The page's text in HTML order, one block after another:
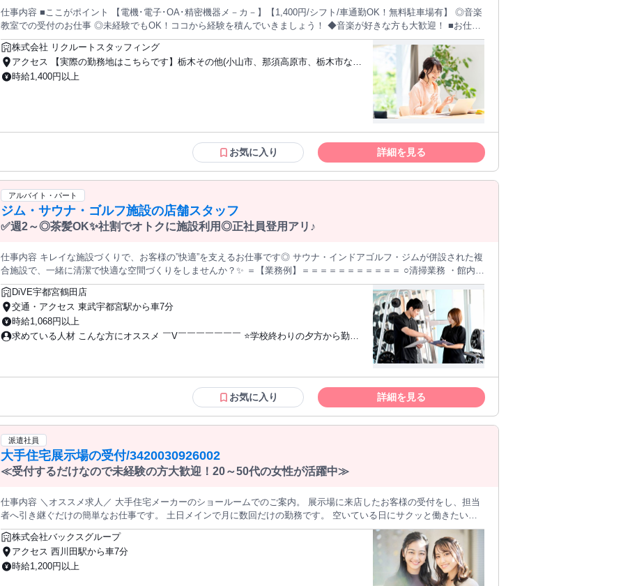
射区テスト 人の骨格や足裏反射区と呼ばれる身体の構造についてじっくりと学べます。 ・スキルトレーニング 自身が
配属を希望したブランドの手技を学べます。 のちに他ブランドの手技にも興味が出た場合、学んでいただくことも可能
♪ などなど … 配属後に 使える専門学校の様なプログラムを多数用意してあなたがプロとしてデビューする日をサポー
トします！ 顧客満足度No.1 2026年 オリコン顧客満足度(R)調査 リラクゼーションサロン 第1位を獲得！ 私たちが大切
にしているのは、 技術だけではない“ハートフルリラクゼーション”。 その積み重ねが評価され、 オリコン顧客満足度
ランキング 総合第1位を獲得しました。 お客様から支持される理由があるからこそ、 セラピストとしての成長も実感
1,973人（2026年） 調査期間：2025/12/24～2026/1/13 調査対象：性別：指定なし 年齢：18歳～84歳 地域：全国 調査
対象企業（サービス）数：22 条件： 以下すべての条件を満たす人 1)過去2年以内に国内のリラクゼーションサロンを利
る施術が行われる 3)a,bいずれかに該当する a)北海道／東北／関東／甲信越・北陸／東海／近畿／中国・四国／九州・
沖縄の8つの地域区分のうち、4地域以上で展開している b)関東／東海／近畿の主要3地域のうち、2地域以上で展開して
いる ただし、以下の場合はランキング対象外とする 1)あん摩マッサージ指圧、はり、灸、エステ、スパなどを主とす
る 2)直近1年間の店舗分布および回答データについて、以下のいずれかに該当する場合は除く 1.関東以外の地域に90％
以上集中している 2.関東に90％以上集中しており、かつ店舗が存在する都府県が埼玉県・千葉県・東京都・神奈川県・
愛知県・大阪府・兵庫県の7都府県のうち4都府県以下に留まる
仕事内容 ■ここがポイント 【電機･電子･OA･精密機器メ－カ－】【1,400円/シフト/車通勤OK！無料駐車場有】 ◎音楽
教室での受付のお仕事 ◎未経験でもOK！ココから経験を積んでいきましょう！ ◆音楽が好きな方も大歓迎！ ■お仕事
内容 ◎音楽教室受付業務 ・受付応対 ・電話、メール応対 ・データ入力（Excel、Word） ・教室の片付け等 ・庶務業
務 ■開始日、長期・短期・再契約の有無 2026/9/1 ~ 長期再契約の可能性 ：初回2ヶ月契約 再契約予定有 <大手音楽教室
での受付のお仕事> 事務経験不問！ 人と接する事がお好きな方にオススメのお仕事 ■外国語の使用 該当なし ■直接雇用
化後の条件 ■契約形態 該当なし ■勤務形態 該当なし ■その他 該当なし ■Job No. D260727031D ＜応募後の流れ＞ お仕
募いただいた案件、またはご希望の条件に合わせて、お仕事のご紹介がスタート！
株式会社 リクルートスタッフィング
アクセス 【実際の勤務地はこちらです】栃木その他(小山市、那須高原市、栃木市な
ど)栃木県小山駅徒歩30分
時給1,400円以上
お気に入り 詳細を見る
アルバイト・パート
ジム・サウナ・ゴルフ施設の店舗スタッフ
✅週2～◎茶髪OK✨社割でオトクに施設利用◎正社員登用アリ♪
仕事内容 キレイな施設づくりで、お客様の”快適”を支えるお仕事です◎ サウナ・インドアゴルフ・ジムが併設された複
合施設で、一緒に清潔で快適な空間づくりをしませんか？✨ ＝【業務例】＝＝＝＝＝＝＝＝＝＝＝ ○清掃業務 ・館内・
トイレの巡回清掃 ・浴室(男女)・脱衣所の清掃 ・排水口・床のチェックと簡単なゴミ取り ・マシン・備品の拭き上げ
・ゴミ回収 ○見学・入会の受付 ○施設のご案内 ○店内の衛生管理 など ＝＝＝＝＝＝＝＝＝＝＝＝＝＝＝＝＝ 予備知識
や経験、資格はいっっさい不要です (b’3`*) 「スポーツの経験はあまりなくて…」 「ゴルフやったことないからムリか
も…」 そんな方でも大丈夫！ 清掃や受付がメインのお仕事です◎ さらに、入社後はしっかりとした研修があるので、
安心できますよ♪ ✅オススメPOINT ￣V￣￣￣￣￣￣￣ 《⭐》週2日・1日6h～OK 希望シフト制だから、ムリなく続け
イトさんでも無料で施設の利用が可能！ 勤務後に温泉やサウナ入れば、疲れた体も癒されちゃう…⊂( っ´ω`)っ プライ
な♪と思ったら、社員スタッフにお声掛けください◎ 安定してしっかり稼ぎたいという方におすすめです◎ 「まずはア
ルバイトで職場の雰囲気に慣れてから、正社員にチャレンジしたい…！」 という方も大歓迎(^^)/
DiVE宇都宮鶴田店
交通・アクセス 東武宇都宮駅から車7分
時給1,068円以上
求めている人材 こんな方にオススメ ￣V￣￣￣￣￣￣￣ ⭐学校終わりの夕方から勤務
体を動かすのが好きな方、 スポーツに興味がある方、 未経験者さんも大歓迎✨ ＼
「運動が好きなので」 「勤務後にサウナに入りたいから」 「接客が好き！」 などな
ど… 少しでも興味が出たなら、 応募理由はな～～んでもOK！(*^-^*) まずは、面接で
お会いしましょう♪ ご応募お待ちしています！
お気に入り 詳細を見る
派遣社員
大手住宅展示場の受付/3420030926002
≪受付するだけなので未経験の方大歓迎！20～50代の女性が活躍中≫
仕事内容 ＼オススメ求人／ 大手住宅メーカーのショールームでのご案内。 展示場に来店したお客様の受付をし、担当
者へ引き継ぐだけの簡単なお仕事です。 土日メインで月に数回だけの勤務です。 空いている日にサクッと働きたい方
におすすめ！ 20～50代の女性が活躍中です。 ■応募資格 日雇い派遣の例外事由(下記のいずれか)に当てはまる方 ・60
歳以上の方 ・昼間学生 ・生業収入が500万円以上且つ副業として日雇い派遣に従事する方 ・世帯年収の額が500万円以
上の主たる生計者以外の方 他にもお仕事は沢山ありますので、まずはご応募ください。 即採用！すぐにお仕事を始め
られます。 短期で働きたい方はもちろん、長期で長く続けたい方も大歓迎です！ 当社おすすめの求人です。 不明点な
株式会社バックスグループ
アクセス 西川田駅から車7分
時給1,200円以上